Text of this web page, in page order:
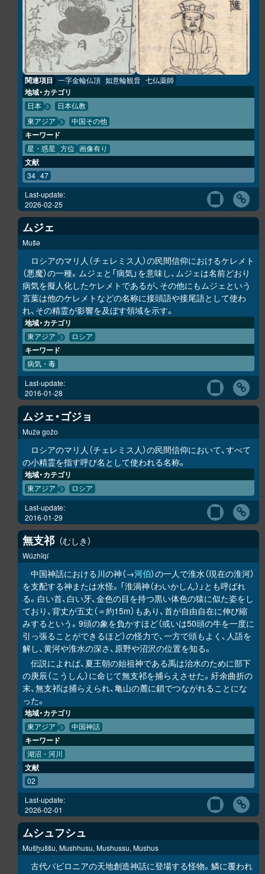
関連項目 一字金輪仏頂 如意輪観音 七仏薬師
地域・カテゴリ
日本
日本仏教
東アジア
中国その他
キーワード
星・惑星 方位 画像有り
文献
34 47
Last-update:
2026-02-25
ムジェ
Mušə
ロシアのマリ人（チェレミス人）の民間信仰におけるケレメト
（悪魔）の一種。ムジェと「病気」を意味し、ムジェは名前どおり
病気を擬人化したケレメトであるが、その他にもムジェという
言葉は他のケレメトなどの名称に接頭語や接尾語として使わ
れ、その精霊が影響を及ぼす領域を示す。
地域・カテゴリ
東アジア ロシア
キーワード
病気・毒
Last-update:
2016-01-28
ムジェ・ゴジョ
Mužə gožo
ロシアのマリ人（チェレミス人）の民間信仰において、すべて
の小精霊を指す呼び名として使われる名称。
地域・カテゴリ
東アジア ロシア
Last-update:
2016-01-29
無支祁 むしき
Wúzhīqí
中国神話における川の神（→河伯）の一人で淮水（現在の淮河）
を支配する神または水怪。「淮渦神（わいかしん）」とも呼ばれ
る。白い首、白い牙、金色の目を持つ黒い体色の猿に似た姿をし
ており、背丈が五丈（＝約15m）もあり、首が自由自在に伸び縮
みするという。9頭の象を負かすほど（或いは50頭の牛を一度に
引っ張ることができるほど）の怪力で、一方で頭もよく、人語を
解し、黄河や淮水の深さ、原野や沼沢の位置を知る。
伝説によれば、夏王朝の始祖神である禹は治水のために部下
の庚辰（こうしん）に命じて無支祁を捕らえさせた。紆余曲折の
末、無支祁は捕らえられ、亀山の麓に鎖でつながれることにな
った。
地域・カテゴリ
東アジア 中国神話
キーワード
湖沼・河川
文献
02
Last-update:
2026-02-01
ムシュフシュ
Mušḫuššu, Mushhusu, Mushussu, Mushus
古代バビロニアの天地創造神話に登場する怪物。鱗に覆われ